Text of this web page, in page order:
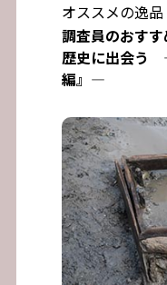
オススメの逸品
調査員のおす
歴史に出会う
編』―